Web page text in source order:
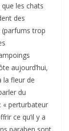
les chats
des
trop
aujourd’hui,
la fleur de
du
« perturbateur
ce qu’il y a
paraben sont